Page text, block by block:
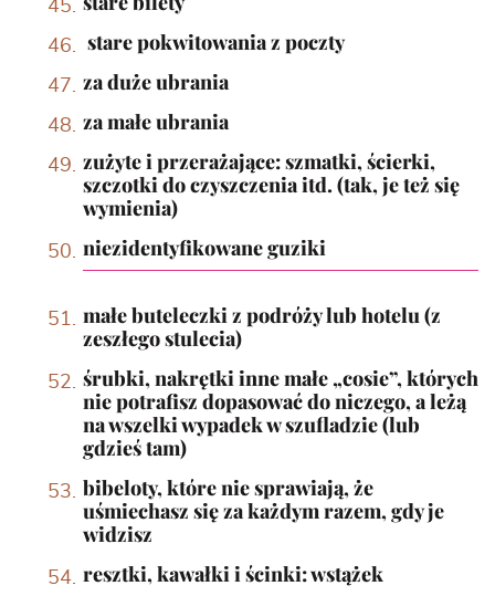
​​ stare pokwitowania z poczty
za duże ubrania
za małe ubrania
zużyte i przerażające: szmatki, ścierki,
szczotki do czyszczenia itd. (tak, je też się
wymienia)
niezidentyfikowane guziki
małe buteleczki z podróży lub hotelu (z
zeszłego stulecia)
śrubki, nakrętki inne małe „cosie”, których
nie potrafisz dopasować do niczego, a leżą
na wszelki wypadek w szufladzie (lub
gdzieś tam)
bibeloty, które nie sprawiają, że
uśmiechasz się za każdym razem, gdy je
widzisz
resztki, kawałki i ścinki: wstążek